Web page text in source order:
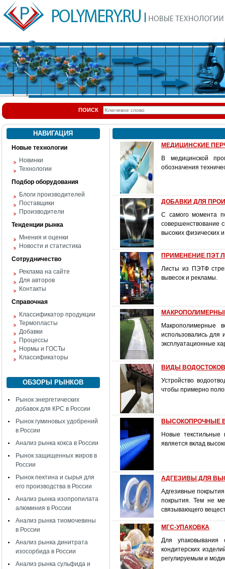
ПОИСК
НАВИГАЦИЯ
Новые технологии
Новинки
Технологии
Подбор оборудования
Блоги производителей
Поставщики
Производители
Тенденции рынка
Мнения и оценки
Новости и статистика
Сотрудничество
Реклама на сайте
Для авторов
Контакты
Справочная
Классификатор продукции
Термопласты
Добавки
Процессы
Нормы и ГОСТы
Классификаторы
ОБЗОРЫ РЫНКОВ
Рынок энергетических
добавок для КРС в России
Рынок гуминовых удобрений
в России
Анализ рынка кокса в России
Рынок защищенных жиров в
России
Рынок пектина и сырья для
его производства в России
Анализ рынка изопропилата
алюминия в России
Анализ рынка тиомочевины
в России
Анализ рынка динитрата
изосорбида в России
Анализ рынка сульфида и
МЕДИЦИНСКИЕ
В медицинской
обозначения
ДОБАВКИ ДЛЯ
С самого момента
совершенствование
высоких физических
ПРИМЕНЕНИЕ ПЭТ
Листы из ПЭТФ
вывесок и рекламы.
МАКРОПОЛИМЕРНЫЕ
Макрополимерные
использовались для
эксплуатационные
ВИДЫ ВОДОСТОКОВ
Устройство
чтобы примерно
ВЫСОКОПРОЧНЫЕ
Новые текстильные
является вклад
АДГЕЗИВЫ ДЛЯ
Адгезивные
покрытия. Тем не
связывающего
МГС-УПАКОВКА
Для упаковывания
кондитерских
регулируемым и